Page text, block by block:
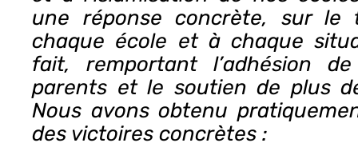
une réponse concrète, sur le
chaque école et à chaque
fait, remportant l’adhésion
parents et le soutien de plus
Nous avons obtenu
des victoires concrètes :